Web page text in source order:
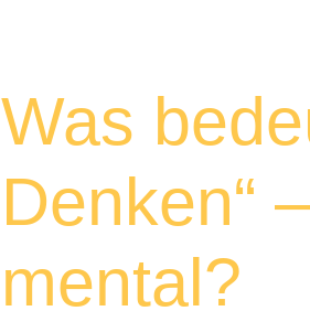
Was
Denken“
mental?